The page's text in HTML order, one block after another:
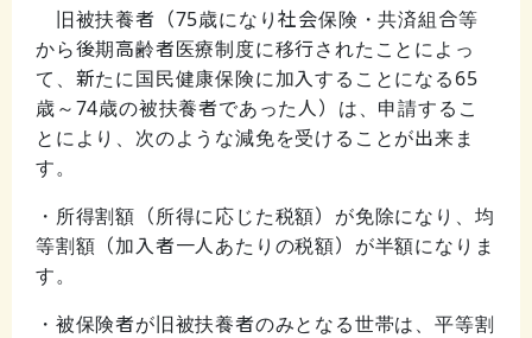
旧被扶養者（75歳になり社会保険・共済組合等
から後期高齢者医療制度に移行されたことによっ
て、新たに国民健康保険に加入することになる65
歳～74歳の被扶養者であった人）は、申請するこ
とにより、次のような減免を受けることが出来ま
す。
・所得割額（所得に応じた税額）が免除になり、均
等割額（加入者一人あたりの税額）が半額になりま
す。
・被保険者が旧被扶養者のみとなる世帯は、平等割